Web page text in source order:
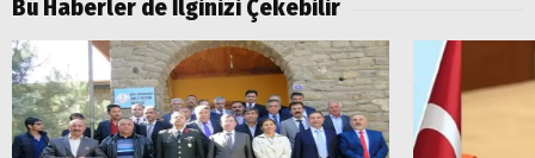
Bu Haberler de İlginizi Çekebilir
Aramalar:
Ağrı
Doğubayazıt